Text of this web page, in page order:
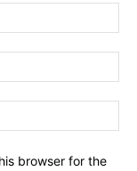
browser for the